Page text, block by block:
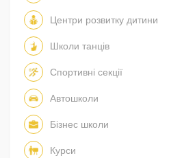
Центри розвитку дитини
Школи танців
Спортивні секції
Автошколи
Бізнес школи
Курси